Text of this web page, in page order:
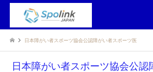
日本障がい者スポーツ協会公認障がい者スポーツ医
日本障がい者スポーツ協会公認